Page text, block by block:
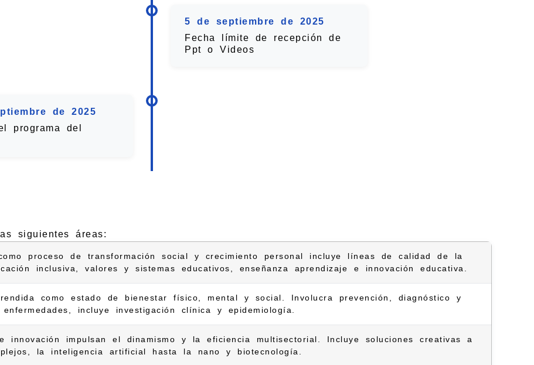
5 de septiembre de 2025
Fecha límite de recepción de
Ppt o Videos
de 2025
programa del
siguientes áreas:
proceso de transformación social y crecimiento personal incluye líneas de calidad de la
inclusiva, valores y sistemas educativos, enseñanza aprendizaje e innovación educativa.
como estado de bienestar físico, mental y social. Involucra prevención, diagnóstico y
incluye investigación clínica y epidemiología.
innovación impulsan el dinamismo y la eficiencia multisectorial. Incluye soluciones creativas a
la inteligencia artificial hasta la nano y biotecnología.